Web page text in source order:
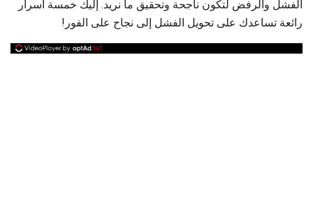
الفشل والرفض لتكون ناجحة وتحقيق ما نريد. إليك خمسة أسرار
رائعة تساعدك على تحويل الفشل إلى نجاح على الفور!